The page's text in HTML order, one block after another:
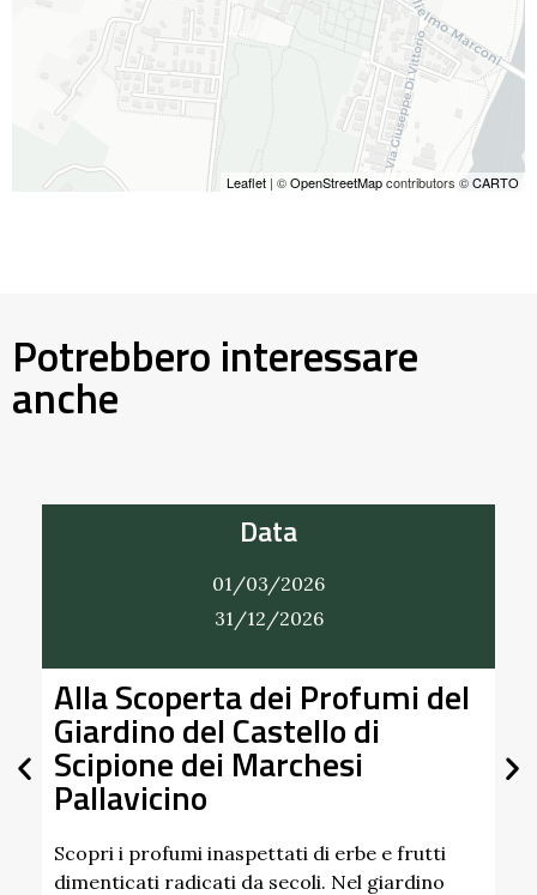
Leaflet | ©OpenStreetMapcontributors ©CARTO
Potrebbero interessare
anche
Data
01/03/2026
31/12/2026
Alla Scoperta dei Profumi del
Giardino del Castello di
Scipione dei Marchesi
Pallavicino
Scopri i profumi inaspettati di erbe e frutti
dimenticati radicati da secoli. Nel giardino